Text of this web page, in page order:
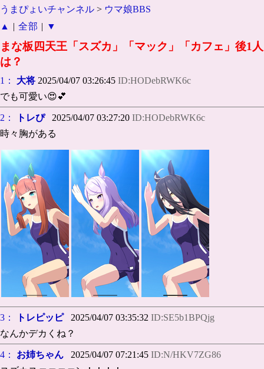
うまぴょいチャンネル > ウマ娘BBS
▲
| 全部 | ▼
まな板四天王「スズカ」「マック」「カフェ」後1人
は？
1： 大将 2025/04/07 03:26:45 ID:HODebRWK6c
でも可愛い😍💕
2： トレぴ2025/04/07 03:27:20 ID:HODebRWK6c
時々胸がある
3： トレピッピ2025/04/07 03:35:32 ID:SE5b1BPQjg
なんかデカくね？
4： お姉ちゃん 2025/04/07 07:21:45 ID:N/HKV7ZG86